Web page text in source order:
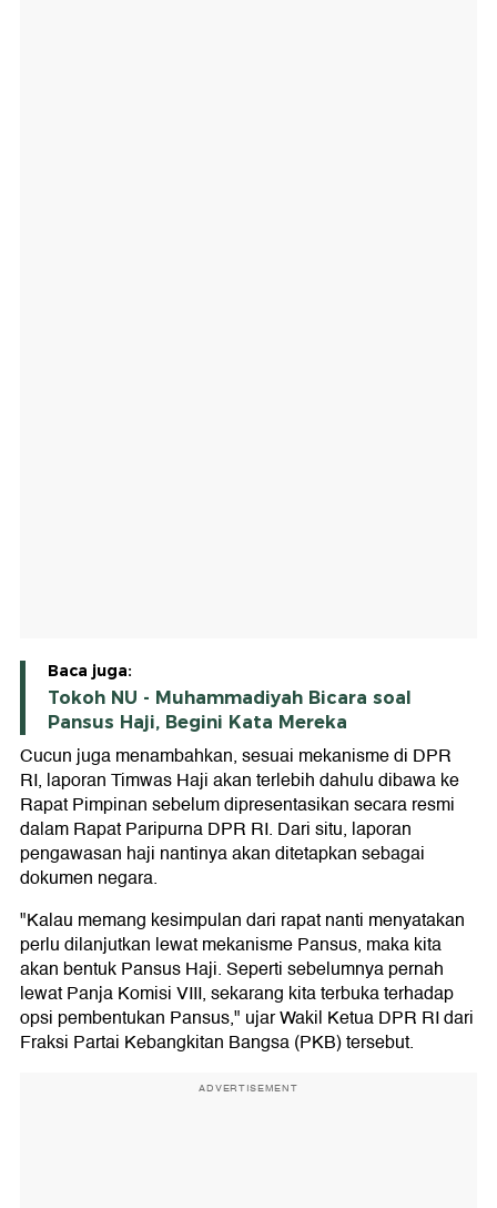
Baca juga:
Tokoh NU - Muhammadiyah Bicara soal
Pansus Haji, Begini Kata Mereka
Cucun juga menambahkan, sesuai mekanisme di DPR
RI, laporan Timwas Haji akan terlebih dahulu dibawa ke
Rapat Pimpinan sebelum dipresentasikan secara resmi
dalam Rapat Paripurna DPR RI. Dari situ, laporan
pengawasan haji nantinya akan ditetapkan sebagai
dokumen negara.
"Kalau memang kesimpulan dari rapat nanti menyatakan
perlu dilanjutkan lewat mekanisme Pansus, maka kita
akan bentuk Pansus Haji. Seperti sebelumnya pernah
lewat Panja Komisi VIII, sekarang kita terbuka terhadap
opsi pembentukan Pansus," ujar Wakil Ketua DPR RI dari
Fraksi Partai Kebangkitan Bangsa (PKB) tersebut.
ADVERTISEMENT